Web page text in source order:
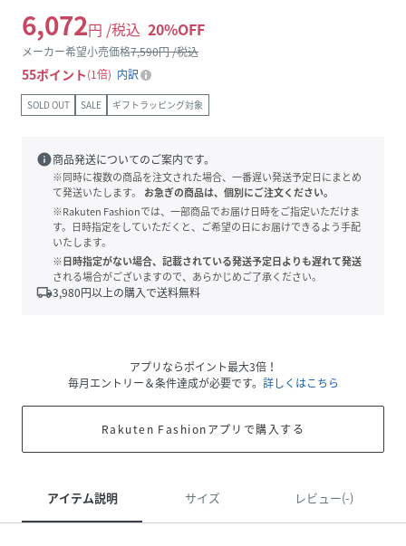
6,072円 /税込 20%OFF
メーカー希望小売価格7,590円 /税込
55ポイント 1倍 内訳
SOLD OUT SALE ギフトラッピング対象
info商品発送についてのご案内です。
※同時に複数の商品を注文された場合、一番遅い発送予定日にまとめ
て発送いたします。
お急ぎの商品は、個別にご注文ください。
※Rakuten Fashionでは、一部商品でお届け日時をご指定いただけま
す。日時指定をしていただくと、ご希望の日にお届けできるよう手配
いたします。
※日時指定がない場合、記載されている発送予定日よりも遅れて発送
される場合がございますので、あらかじめご了承ください。
local_shipping3,980円以上の購入で送料無料
アプリならポイント最大3倍！
毎月エントリー＆条件達成が必要です。 詳しくはこちら
Rakuten Fashionアプリで購入する
アイテム説明 サイズ レビュー(-)